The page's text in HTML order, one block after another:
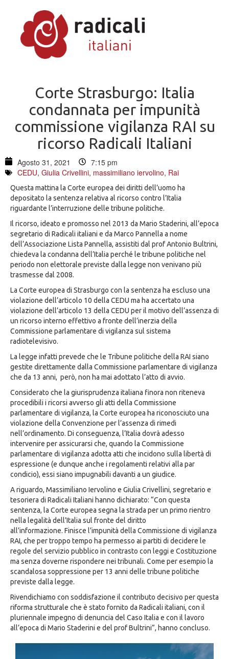
Corte Strasburgo: Italia
condannata per impunità
commissione vigilanza RAI su
ricorso Radicali Italiani
Agosto 31, 2021
7:15 pm
CEDU, Giulia Crivellini, massimiliano iervolino, Rai
Questa mattina la Corte europea dei diritti dell’uomo ha
depositato la sentenza relativa al ricorso contro l’Italia
riguardante l’interruzione delle tribune politiche.
Il ricorso, ideato e promosso nel 2013 da Mario Staderini, all’epoca
segretario di Radicali italiani e da Marco Pannella a nome
dell’Associazione Lista Pannella, assistiti dal prof Antonio Bultrini,
chiedeva la condanna dell’Italia perché le tribune politiche nel
periodo non elettorale previste dalla legge non venivano più
trasmesse dal 2008.
La Corte europea di Strasburgo con la sentenza ha escluso una
violazione dell’articolo 10 della CEDU ma ha accertato una
violazione dell’articolo 13 della CEDU per il motivo dell’assenza di
un ricorso interno effettivo a fronte dell’inerzia della
Commissione parlamentare di vigilanza sul sistema
radiotelevisivo.
La legge infatti prevede che le Tribune politiche della RAI siano
gestite direttamente dalla Commissione parlamentare di vigilanza
che da 13 anni, però, non ha mai adottato l’atto di avvio.
Considerato che la giurisprudenza italiana finora non riteneva
procedibili i ricorsi avverso gli atti della Commissione
parlamentare di vigilanza, la Corte europea ha riconosciuto una
violazione della Convenzione per l’assenza di rimedi
nell’ordinamento. Di conseguenza, l’Italia dovrà adesso
intervenire per assicurarsi che, quando la Commissione
parlamentare di vigilanza adotta atti che incidono sulla libertà di
espressione (e dunque anche i regolamenti relativi alla par
condicio), essi siano impugnabili davanti a un giudice.
A riguardo, Massimiliano Iervolino e Giulia Crivellini, segretario e
tesoriera di Radicali Italiani hanno dichiarato: “Con questa
sentenza, la Corte europea segna la strada per un primo rientro
nella legalità dell’Italia sul fronte del diritto
all’informazione. Finisce l’impunità della Commissione di vigilanza
RAI, che per troppo tempo ha permesso ai partiti di decidere le
regole del servizio pubblico in contrasto con leggi e Costituzione
ma senza doverne rispondere nei tribunali. Come per esempio la
scandalosa soppressione per 13 anni delle tribune politiche
previste dalla legge.
Rivendichiamo con soddisfazione il contributo decisivo per questa
riforma strutturale che è stato fornito da Radicali italiani, con il
pluriennale impegno di denuncia del Caso Italia e con il lavoro
all’epoca di Mario Staderini e del prof Bultrini”, hanno concluso.